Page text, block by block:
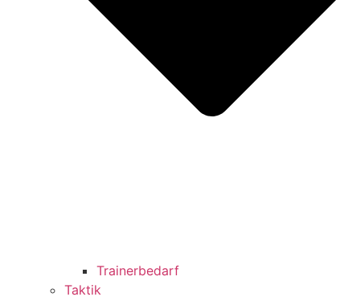
Trainerbedarf
Taktik